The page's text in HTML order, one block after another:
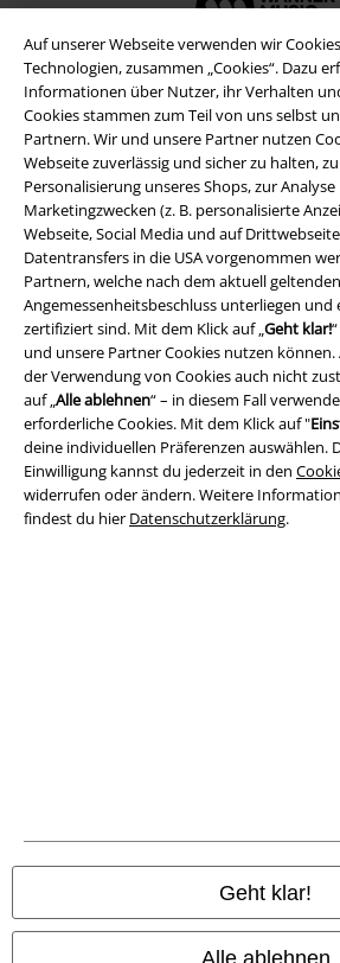
Auf unserer Webseite verwenden wir
Technologien, zusammen „Cookies“. Dazu
Informationen über Nutzer, ihr Verhalten
Cookies stammen zum Teil von uns selbst
Partnern. Wir und unsere Partner nutzen
Webseite zuverlässig und sicher zu halten,
Personalisierung unseres Shops, zur
Marketingzwecken (z. B. personalisierte
Webseite, Social Media und auf
Datentransfers in die USA vorgenommen
Partnern, welche nach dem aktuell
Angemessenheitsbeschluss unterliegen und
zertifiziert sind. Mit dem Klick auf „Geht klar!
und unsere Partner Cookies nutzen
der Verwendung von Cookies auch nicht
auf „Alle ablehnen“ – in diesem Fall
erforderliche Cookies. Mit dem Klick auf "
deine individuellen Präferenzen auswählen.
Einwilligung kannst du jederzeit in den
widerrufen oder ändern. Weitere
findest du hier Datenschutzerklärung.
Geht klar!
Alle ablehnen
Rechtliches
AGB
Impressum
Datenschutz
Entsorgung und Umweltschutz
EMP Online Shops